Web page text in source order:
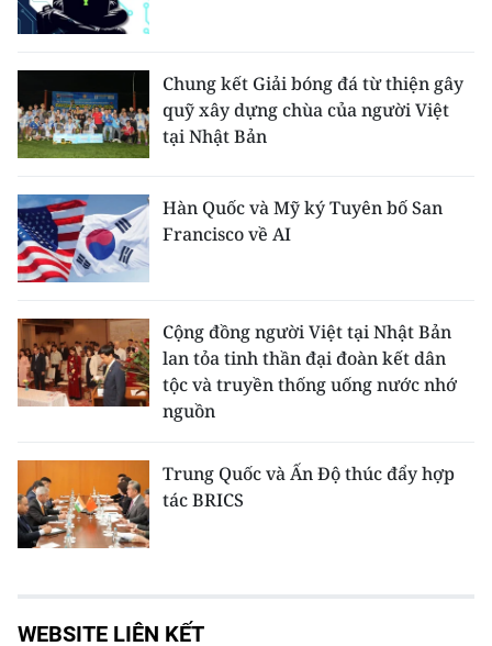
Chung kết Giải bóng đá từ thiện gây
quỹ xây dựng chùa của người Việt
tại Nhật Bản
Hàn Quốc và Mỹ ký Tuyên bố San
Francisco về AI
Cộng đồng người Việt tại Nhật Bản
lan tỏa tinh thần đại đoàn kết dân
tộc và truyền thống uống nước nhớ
nguồn
Trung Quốc và Ấn Độ thúc đẩy hợp
tác BRICS
WEBSITE LIÊN KẾT